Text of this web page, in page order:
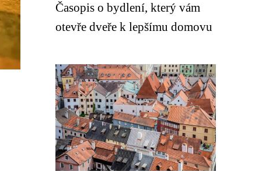
Časopis o bydlení, který vám
otevře dveře k lepšímu domovu